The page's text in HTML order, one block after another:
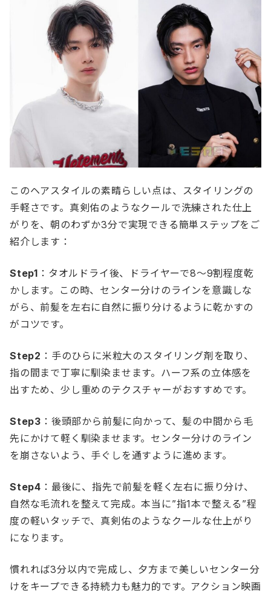
このヘアスタイルの素晴らしい点は、スタイリングの
手軽さです。真剣佑のようなクールで洗練された仕上
がりを、朝のわずか3分で実現できる簡単ステップをご
紹介します：
Step1 ：タオルドライ後、ドライヤーで8〜9割程度乾
かします。この時、センター分けのラインを意識しな
がら、前髪を左右に自然に振り分けるように乾かすの
がコツです。
Step2 ：手のひらに米粒大のスタイリング剤を取り、
指の間まで丁寧に馴染ませます。ハーフ系の立体感を
出すため、少し重めのテクスチャーがおすすめです。
Step3 ：後頭部から前髪に向かって、髪の中間から毛
先にかけて軽く馴染ませます。センター分けのライン
を崩さないよう、手ぐしを通すように進めます。
Step4 ：最後に、指先で前髪を軽く左右に振り分け、
自然な毛流れを整えて完成。本当に”指1本で整える”程
度の軽いタッチで、真剣佑のようなクールな仕上がり
になります。
慣れれば3分以内で完成し、夕方まで美しいセンター分
けをキープできる持続力も魅力的です。アクション映画